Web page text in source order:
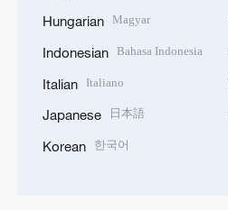
Hungarian Magyar
Indonesian Bahasa Indonesia
Italian Italiano
Japanese 日本語
Korean 한국어